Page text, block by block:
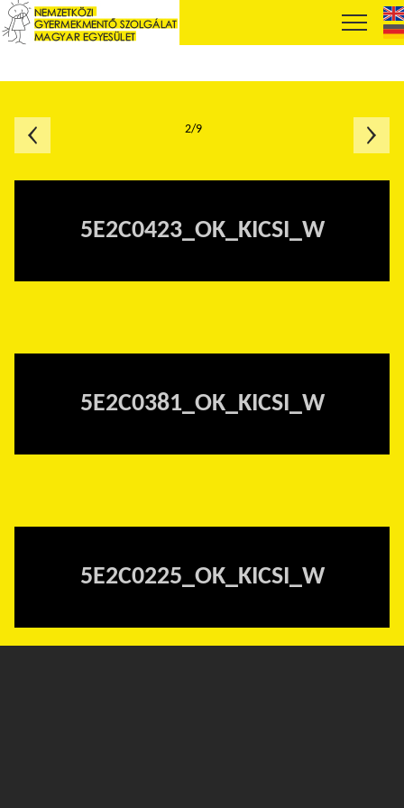
5E2C0423_OK_KICSI_W
5E2C0381_OK_KICSI_W
5E2C0225_OK_KICSI_W
2/9